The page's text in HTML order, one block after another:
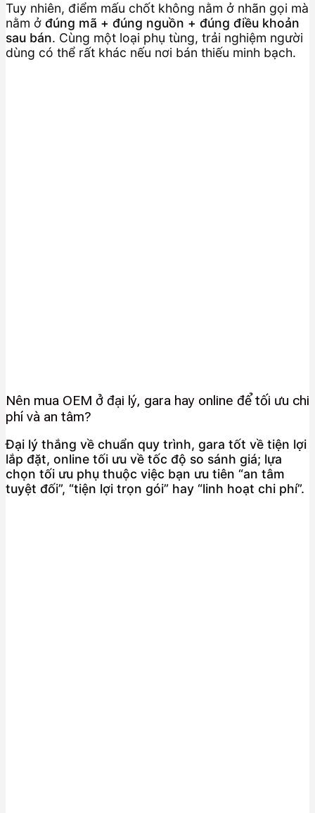
Tuy nhiên, điểm mấu chốt không nằm ở nhãn gọi mà
nằm ở đúng mã + đúng nguồn + đúng điều khoản
sau bán. Cùng một loại phụ tùng, trải nghiệm người
dùng có thể rất khác nếu nơi bán thiếu minh bạch.
Nên mua OEM ở đại lý, gara hay online để tối ưu chi
phí và an tâm?
Đại lý thắng về chuẩn quy trình, gara tốt về tiện lợi
lắp đặt, online tối ưu về tốc độ so sánh giá; lựa
chọn tối ưu phụ thuộc việc bạn ưu tiên “an tâm
tuyệt đối”, “tiện lợi trọn gói” hay “linh hoạt chi phí”.